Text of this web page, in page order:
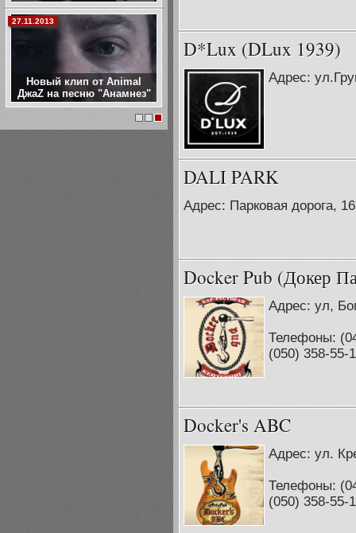
Новый клип от Animal
ДжаZ на песню "Анамнез"
27.11.2013
D*Lux (DLux 1939)
Адрес:
DALI PARK
Адрес: Парковая дорога, 16
Docker Pub (Докер
Адрес: ул,
Телефоны:
(050) 358-55-
Docker's ABC
Адрес: ул.
Телефоны:
(050) 358-55-